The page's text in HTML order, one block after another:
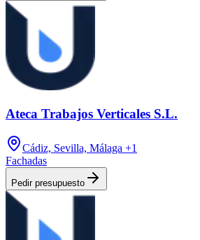
Ateca Trabajos Verticales S.L.
Cádiz, Sevilla, Málaga +1
Fachadas
Pedir presupuesto